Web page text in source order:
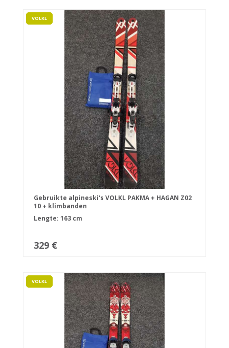
VOLKL
Gebruikte alpineski's VOLKL PAKMA + HAGAN Z02
10 + klimbanden
Lengte: 163 cm
329 €
VOLKL